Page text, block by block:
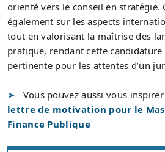
orienté vers le conseil en stratégie.
également sur les aspects
tout en valorisant la maîtrise des
pratique, rendant cette candidature
pertinente pour les attentes d’un
Vous pouvez aussi vous
lettre de motivation pour le
Finance Publique